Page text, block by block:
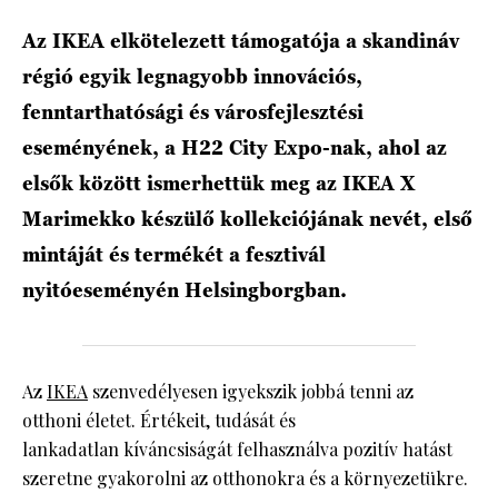
Az IKEA elkötelezett támogatója a skandináv
régió egyik legnagyobb innovációs,
fenntarthatósági és városfejlesztési
eseményének, a H22 City Expo-nak, ahol az
elsők között ismerhettük meg az IKEA X
Marimekko készülő kollekciójának nevét, első
mintáját és termékét a fesztivál
nyitóeseményén Helsingborgban.
AzIKEA szenvedélyesen igyekszik jobbá tenni az
otthoni életet. Értékeit, tudását és
lankadatlan kíváncsiságát felhasználva pozitív hatást
szeretne gyakorolni az otthonokra és a környezetükre.